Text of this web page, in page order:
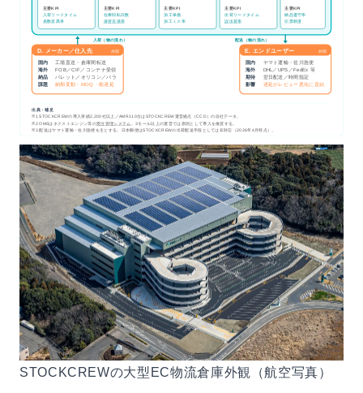
主要KPI
入荷リードタイム
員数差異率
主要KPI
在庫回転日数
保管充填率
主要KPI
加工単価
加工ミス率
主要KPI
出荷リードタイム
誤出荷率
主要KPI
納品遵守率
伝票精度
D. メーカー／仕入先 外部
国内
工場直送・倉庫間転送
海外
FOB／CIF／コンテナ受領
納品 パレット／オリコン／バラ
課題 納期変動・MOQ・船遅延
E. エンドユーザー 外部
国内 ヤマト運輸・佐川急便
海外 DHL／UPS／FedEx 等
期待 翌日配送／時間指定
影響 遅延がレビュー悪化に直結
入荷（物の流れ） 配送（物の流れ）
出典・補足
※1 STOCKCREWの導入実績2,200社以上／AMR110台はSTOCKCREW運営拠点（CCD）の自社データ。
※2 OMSはネクストエンジン等の受注管理システム 。3モール以上の運営では原則として導入を推奨する。
※3 配送はヤマト運輸・佐川急便を主とする。日本郵便はSTOCKCREWの出荷配送手段としては非対応（2026年4月時点）。
STOCKCREWの大型EC物流倉庫外観（航空写真）